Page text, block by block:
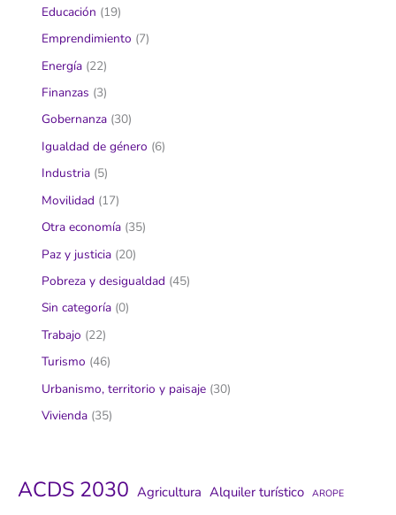
Educación (19)
Emprendimiento (7)
Energía (22)
Finanzas (3)
Gobernanza (30)
Igualdad de género (6)
Industria (5)
Movilidad (17)
Otra economía (35)
Paz y justicia (20)
Pobreza y desigualdad (45)
Sin categoría (0)
Trabajo (22)
Turismo (46)
Urbanismo, territorio y paisaje (30)
Vivienda (35)
ACDS 2030 Agricultura Alquiler turístico AROPE